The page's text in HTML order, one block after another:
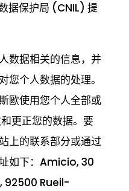
据保护局 (CNIL) 提
数据相关的信息，并
您个人数据的处理。
歐使用您个人全部或
更正您的数据。要
上的联系部分或通过
如下：Amicio, 30
92500 Rueil-